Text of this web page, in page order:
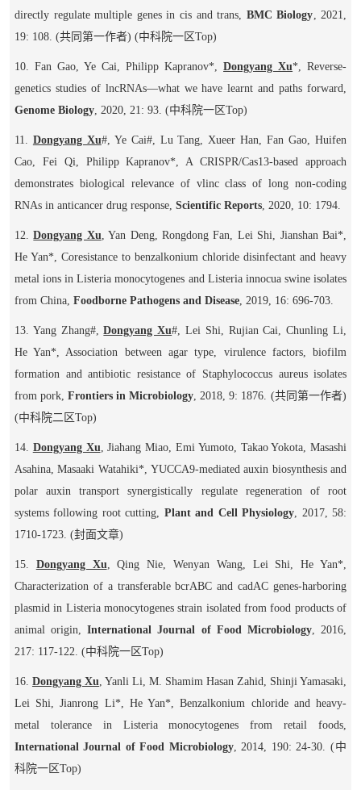
directly regulate multiple genes in cis andtrans BMC Biology , 2021,
19: 108. (共同第一作者) (中科院一区Top)
10. Fan Gao, Ye Cai, Philipp Kapranov*,Dongyang Xu*, Reverse-
genetics studies of lncRNAs—what we have learnt and paths forward,
Genome Biology, 2020, 21: 93. (中科院一区Top)
11. Dongyang Xu#, Ye Cai#, Lu Tang, Xueer Han, Fan Gao, Huifen
Cao, Fei Qi, Philipp Kapranov*, A CRISPR/Cas13-based approach
demonstrates biological relevance of vlinc class of long non-coding
RNAs in anticancer drug response, Scientific Reports, 2020, 10: 1794.
12.Dongyang Xu , Yan Deng, Rongdong Fan, Lei Shi, Jianshan Bai*,
He Yan*, Coresistance to benzalkonium chloride disinfectant and heavy
metal ions in Listeria monocytogenes and Listeria innocuaswine isolates
from China, Foodborne Pathogens and Disease, 2019, 16: 696-703.
13. Yang Zhang#,Dongyang Xu# , Lei Shi, Rujian Cai, Chunling Li,
He Yan*, Association between agar type, virulence factors, biofilm
formation and antibiotic resistance of Staphylococcus aureusisolates
from pork,Frontiers in Microbiology , 2018, 9: 1876. (共同第一作者)
(中科院二区Top)
14. Dongyang Xu , Jiahang Miao, Emi Yumoto, Takao Yokota, Masashi
Asahina, Masaaki Watahiki*, YUCCA9-mediated auxin biosynthesis and
polar auxin transport synergistically regulate regeneration of root
systems following root cutting, Plant and Cell Physiology , 2017, 58:
1710-1723. (封面文章)
15. Dongyang Xu , Qing Nie, Wenyan Wang, Lei Shi, He Yan*,
Characterization of a transferablebcrABC and cadACgenes-harboring
plasmid in Listeria monocytogenesstrain isolated from food products of
animal origin,International Journal of Food Microbiology, 2016,
217: 117-122. (中科院一区Top)
16. Dongyang Xu , Yanli Li, M. Shamim Hasan Zahid, Shinji Yamasaki,
Lei Shi, Jianrong Li*, He Yan*, Benzalkonium chloride and heavy-
metal tolerance in Listeria monocytogenesfrom retail foods,
International Journal of Food Microbiology, 2014, 190: 24-30. (中
科院一区Top)